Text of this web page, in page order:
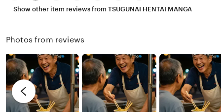
I
I
y
R
e
n
r
e
v
i
Show other item reviews from TSUGUNAI HENTAI MANGA
Photos from reviews